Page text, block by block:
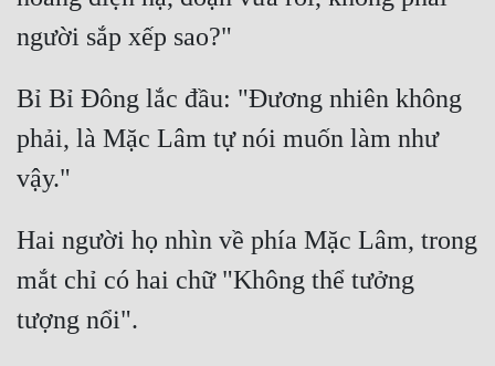
Bỉ Bỉ Đông lắc đầu: "Đương nhiên không
phải, là Mặc Lâm tự nói muốn làm như
Hai người họ nhìn về phía Mặc Lâm, trong
mắt chỉ có hai chữ "Không thể tưởng